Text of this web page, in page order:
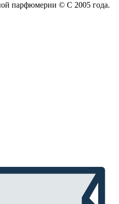
парфюмерии © С 2005 года.